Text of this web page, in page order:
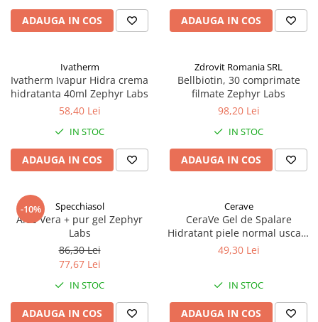
ADAUGA IN COS ADAUGA IN COS
Ivatherm
Ivatherm Ivapur Hidra crema
hidratanta 40ml Zephyr Labs
58,40 Lei
IN STOC
ADAUGA IN COS
Zdrovit Romania SRL
Bellbiotin, 30 comprimate
filmate Zephyr Labs
98,20 Lei
IN STOC
ADAUGA IN COS
-10% Specchiasol
Aloe Vera + pur gel Zephyr
Labs
86,30 Lei
77,67 Lei
IN STOC
ADAUGA IN COS
Cerave
CeraVe Gel de Spalare
Hidratant piele normal uscata
236 ml Zephyr Labs
49,30 Lei
IN STOC
ADAUGA IN COS